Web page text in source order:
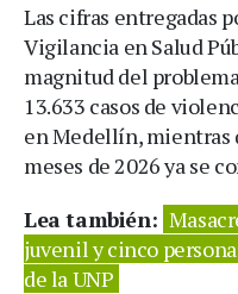
Las cifras entregadas
Vigilancia en Salud
magnitud del
13.633 casos de
en Medellín, mientras
meses de 2026 ya se
Lea también:
juvenil y cinco
de la UNP